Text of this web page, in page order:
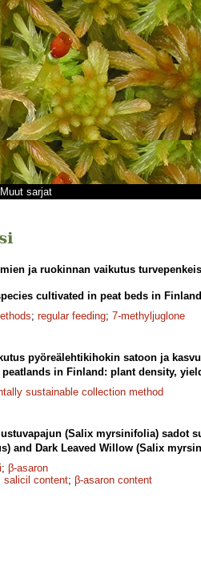
Muut sarjat
ja ruokinnan vaikutus
cultivated in peat beds in
; regular feeding; 7-methyljuglone
pyöreälehtikihokin satoon ja
in Finland: plant density,
sustainable collection method
(Salix myrsinifolia) sadot
and Dark Leaved Willow (Salix
; β-asaron
salicil content; β-asaron content